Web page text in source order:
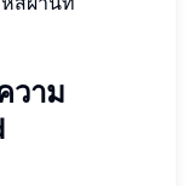
วาม